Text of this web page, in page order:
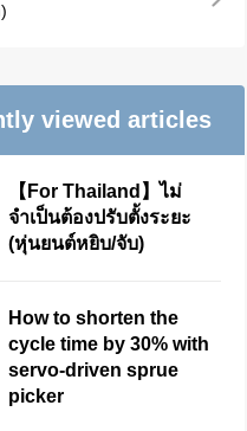
viewed articles
【For Thailand】ไม่
จำเป็นต้องปรับตั้งระยะ
(หุ่นยนต์หยิบ/จับ)
How to shorten the
cycle time by 30% with
servo-driven sprue
picker